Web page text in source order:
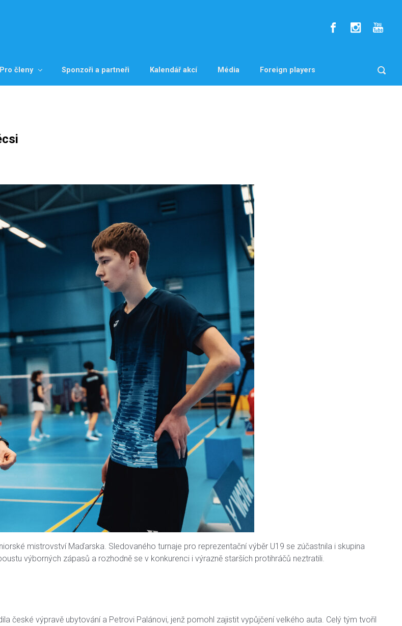
Pro členy Sponzoři a partneři Kalendář akcí Média Foreign players
mistrovství Maďarska. Sledovaného turnaje pro reprezentační výběr U19 se zúčastnila i skupina
výborných zápasů a rozhodně se v konkurenci i výrazně starších protihráčů neztratili.
české výpravě ubytování a Petrovi Palánovi, jenž pomohl zajistit vypůjčení velkého auta. Celý tým tvořil